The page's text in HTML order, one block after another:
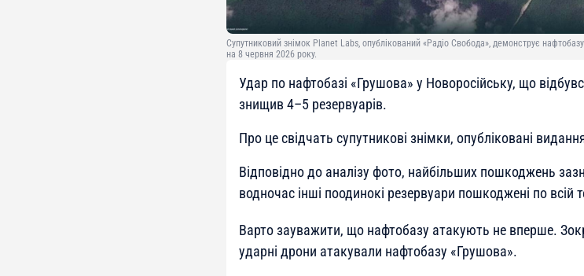
Супутниковий знімок Planet Labs, опублікований «Радіо Свобода», демонструє нафтобазу
на 8 червня 2026 року.
Удар по нафтобазі «Грушова» у Новоросійську, що
знищив 4–5 резервуарів.
Про це свідчать супутникові знімки, опубліковані
Відповідно до аналізу фото, найбільших пошкоджень
водночас інші поодинокі резервуари пошкоджені по всій
Варто зауважити, що нафтобазу атакують не вперше.
ударні дрони атакували нафтобазу «Грушова».